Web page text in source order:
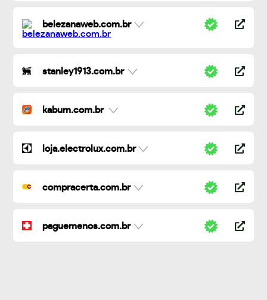
belezanaweb.com.br
stanley1913.com.br
kabum.com.br
loja.electrolux.com.br
compracerta.com.br
paguemenos.com.br